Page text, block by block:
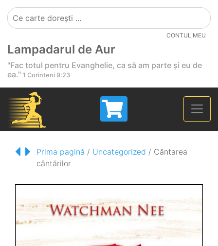
CONTUL MEU
Lampadarul de Aur
"Fac totul pentru Evanghelie, ca să am parte și eu de
ea." 1 Corinteni 9:23
Prima pagină / Uncategorized / Cântarea
cântărilor